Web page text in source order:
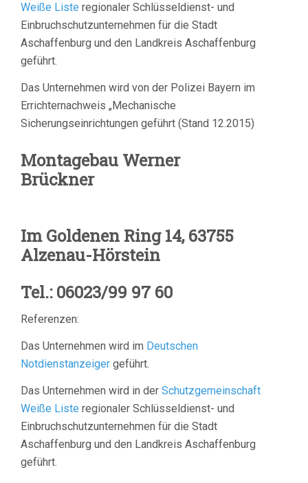
Weiße Liste regionaler Schlüsseldienst- und
Einbruchschutzunternehmen für die Stadt
Aschaffenburg und den Landkreis Aschaffenburg
geführt.
Das Unternehmen wird von der Polizei Bayern im
Errichternachweis „Mechanische
Sicherungseinrichtungen geführt (Stand 12.2015)
Montagebau Werner
Brückner
Im Goldenen Ring 14, 63755
Alzenau-Hörstein
Tel.: 06023/99 97 60
Referenzen:
Das Unternehmen wird im Deutschen
Notdienstanzeiger geführt.
Das Unternehmen wird in der Schutzgemeinschaft
Weiße Liste regionaler Schlüsseldienst- und
Einbruchschutzunternehmen für die Stadt
Aschaffenburg und den Landkreis Aschaffenburg
geführt.